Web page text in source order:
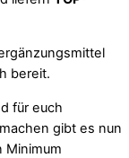
bereit.
für euch
gibt es nun
Minimum